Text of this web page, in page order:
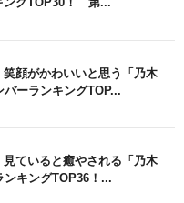
笑顔がかわいいと思う「乃木
バーランキングTOP...
見ていると癒やされる「乃木
ンキングTOP36！...